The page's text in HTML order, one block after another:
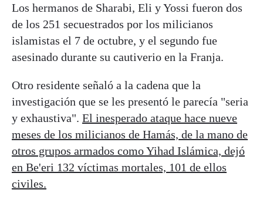
Los hermanos de Sharabi, Eli y Yossi fueron dos
de los 251 secuestrados por los milicianos
islamistas el 7 de octubre, y el segundo fue
asesinado durante su cautiverio en la Franja.
Otro residente señaló a la cadena que la
investigación que se les presentó le parecía "seria
y exhaustiva". El inesperado ataque hace nueve
meses de los milicianos de Hamás, de la mano de
otros grupos armados como Yihad Islámica, dejó
en Be'eri 132 víctimas mortales, 101 de ellos
civiles.